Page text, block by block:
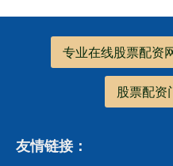
专业在线股票配资
股票配资
友情链接：